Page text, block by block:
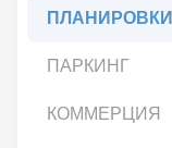
ПЛАНИРОВКИ
ПАРКИНГ
КОММЕРЦИЯ